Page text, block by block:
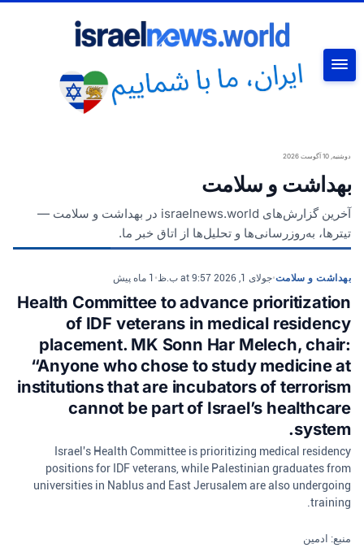
دوشنبه, 10 آگوست 2026
بهداشت و سلامت
آخرین گزارش‌های israelnews.world در بهداشت و سلامت —
تیترها، به‌روزرسانی‌ها و تحلیل‌ها از اتاق خبر ما.
بهداشت و سلامت•جولای 1, 2026 at 9:57 ب.ظ • 1 ماه پیش
Health Committee to advance prioritization
of IDF veterans in medical residency
placement. MK Sonn Har Melech, chair:
“Anyone who chose to study medicine at
institutions that are incubators of terrorism
cannot be part of Israel’s healthcare
system.
Israel's Health Committee is prioritizing medical residency
positions for IDF veterans, while Palestinian graduates from
universities in Nablus and East Jerusalem are also undergoing
training.
منبع: ادمین